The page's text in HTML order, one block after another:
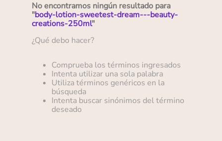
No encontramos ningún resultado para
"body-lotion-sweetest-dream---beauty-
creations-250ml"
¿Qué debo hacer?
Comprueba los términos ingresados
Intenta utilizar una sola palabra
Utiliza términos genéricos en la
búsqueda
Intenta buscar sinónimos del término
deseado